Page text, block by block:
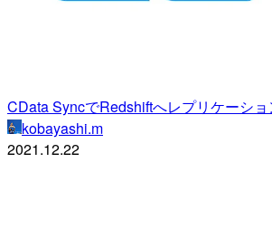
CData SyncでRedshiftへレプリケーショ
kobayashi.m
2021.12.22